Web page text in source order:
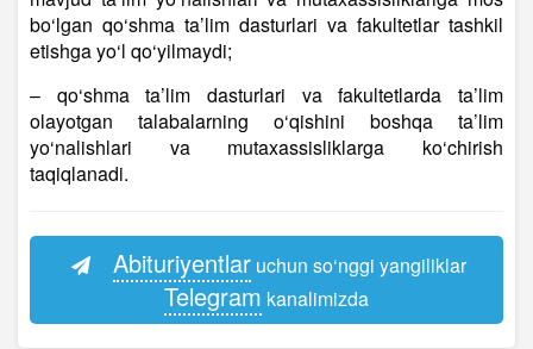
bo‘lgan qo‘shma ta’lim dasturlari va fakultetlar tashkil
etishga yo‘l qo‘yilmaydi;
– qo‘shma ta’lim dasturlari va fakultetlarda ta’lim
olayotgan talabalarning o‘qishini boshqa ta’lim
yo‘nalishlari va mutaxassisliklarga ko‘chirish
taqiqlanadi.
Abituriyentlaruchun so‘nggi yangiliklar
Telegram kanalimizda